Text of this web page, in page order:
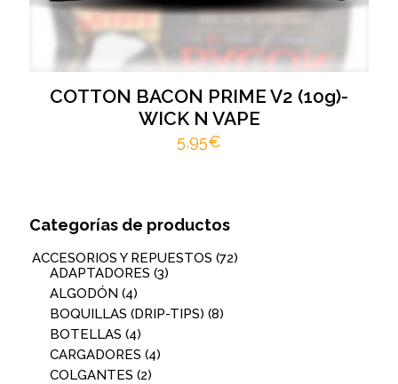
COTTON BACON PRIME V2 (10g)-
WICK N VAPE
5,95€
Categorías de productos
ACCESORIOS Y REPUESTOS (72)
ADAPTADORES (3)
ALGODÓN (4)
BOQUILLAS (DRIP-TIPS) (8)
BOTELLAS (4)
CARGADORES (4)
COLGANTES (2)